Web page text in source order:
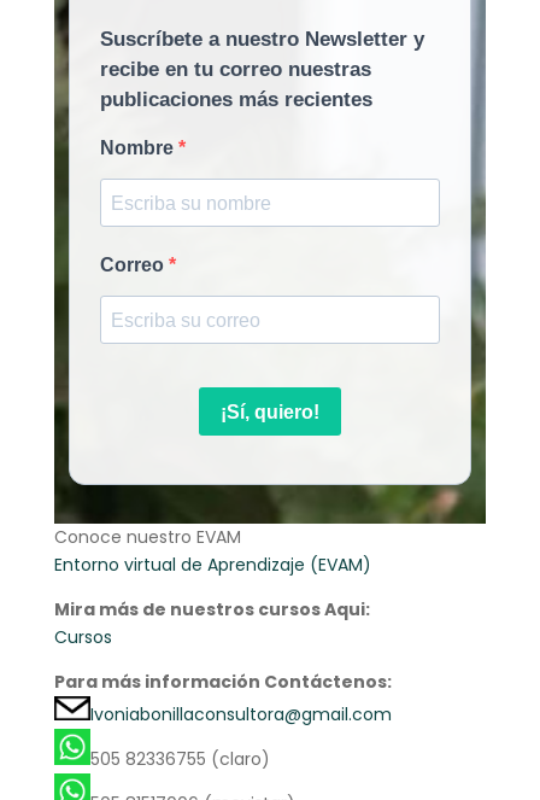
Suscríbete a nuestro Newsletter y
recibe en tu correo nuestras
publicaciones más recientes
Nombre
Correo
¡Sí, quiero!
Conoce nuestro EVAM
Entorno virtual de Aprendizaje (EVAM)
Mira más de nuestros cursos Aqui:
Cursos
Para más información Contáctenos:
Ivoniabonillaconsultora@gmail.com
505 82336755 (claro)